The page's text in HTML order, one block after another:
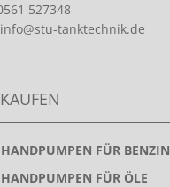
527348
info@stu-tanktechnik.de
HANDPUMPEN FÜR BENZIN
HANDPUMPEN FÜR ÖLE